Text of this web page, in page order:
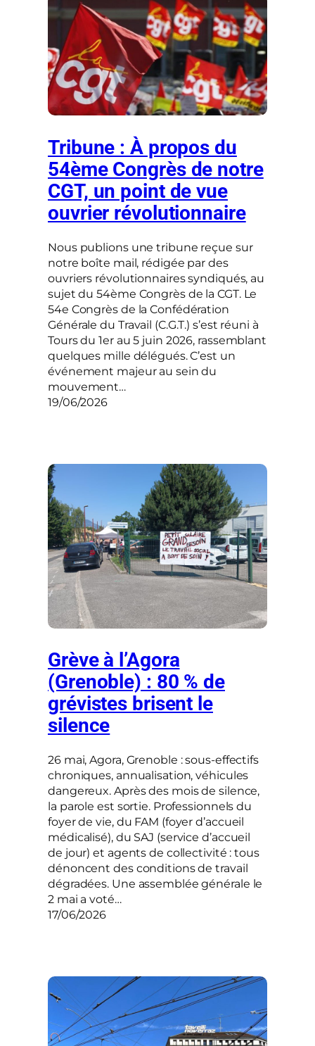
Tribune : À propos du
54ème Congrès de notre
CGT, un point de vue
ouvrier révolutionnaire
Nous publions une tribune reçue sur
notre boîte mail, rédigée par des
ouvriers révolutionnaires syndiqués, au
sujet du 54ème Congrès de la CGT. Le
54e Congrès de la Confédération
Générale du Travail (C.G.T.) s’est réuni à
Tours du 1er au 5 juin 2026, rassemblant
quelques mille délégués. C’est un
événement majeur au sein du
mouvement…
19/06/2026
Grève à l’Agora
(Grenoble) : 80 % de
grévistes brisent le
silence
26 mai, Agora, Grenoble : sous-effectifs
chroniques, annualisation, véhicules
dangereux. Après des mois de silence,
la parole est sortie. Professionnels du
foyer de vie, du FAM (foyer d’accueil
médicalisé), du SAJ (service d’accueil
de jour) et agents de collectivité : tous
dénoncent des conditions de travail
dégradées. Une assemblée générale le
2 mai a voté…
17/06/2026